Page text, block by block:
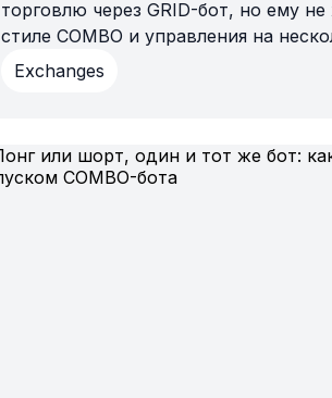
торговлю через GRID-бот, но ему не
стиле COMBO и управления на
платформы действительно закроют
Exchanges